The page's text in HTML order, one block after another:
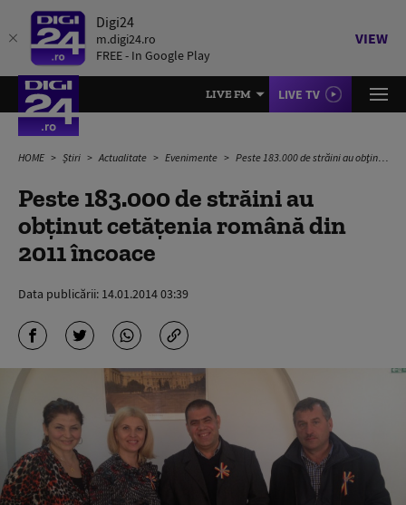
Digi24
m.digi24.ro
FREE - In Google Play
VIEW
LIVE FM LIVE TV
HOME Știri Actualitate Evenimente Peste 183.000 de străini au obţinut cetăţenia română din 2011 încoace
Peste 183.000 de străini au
obţinut cetăţenia română din
2011 încoace
Data publicării: 14.01.2014 03:39